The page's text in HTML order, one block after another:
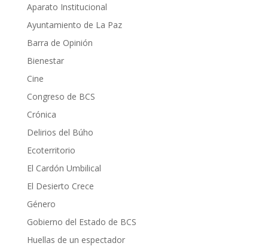
Aparato Institucional
Ayuntamiento de La Paz
Barra de Opinión
Bienestar
Cine
Congreso de BCS
Crónica
Delirios del Búho
Ecoterritorio
El Cardón Umbilical
El Desierto Crece
Género
Gobierno del Estado de BCS
Huellas de un espectador